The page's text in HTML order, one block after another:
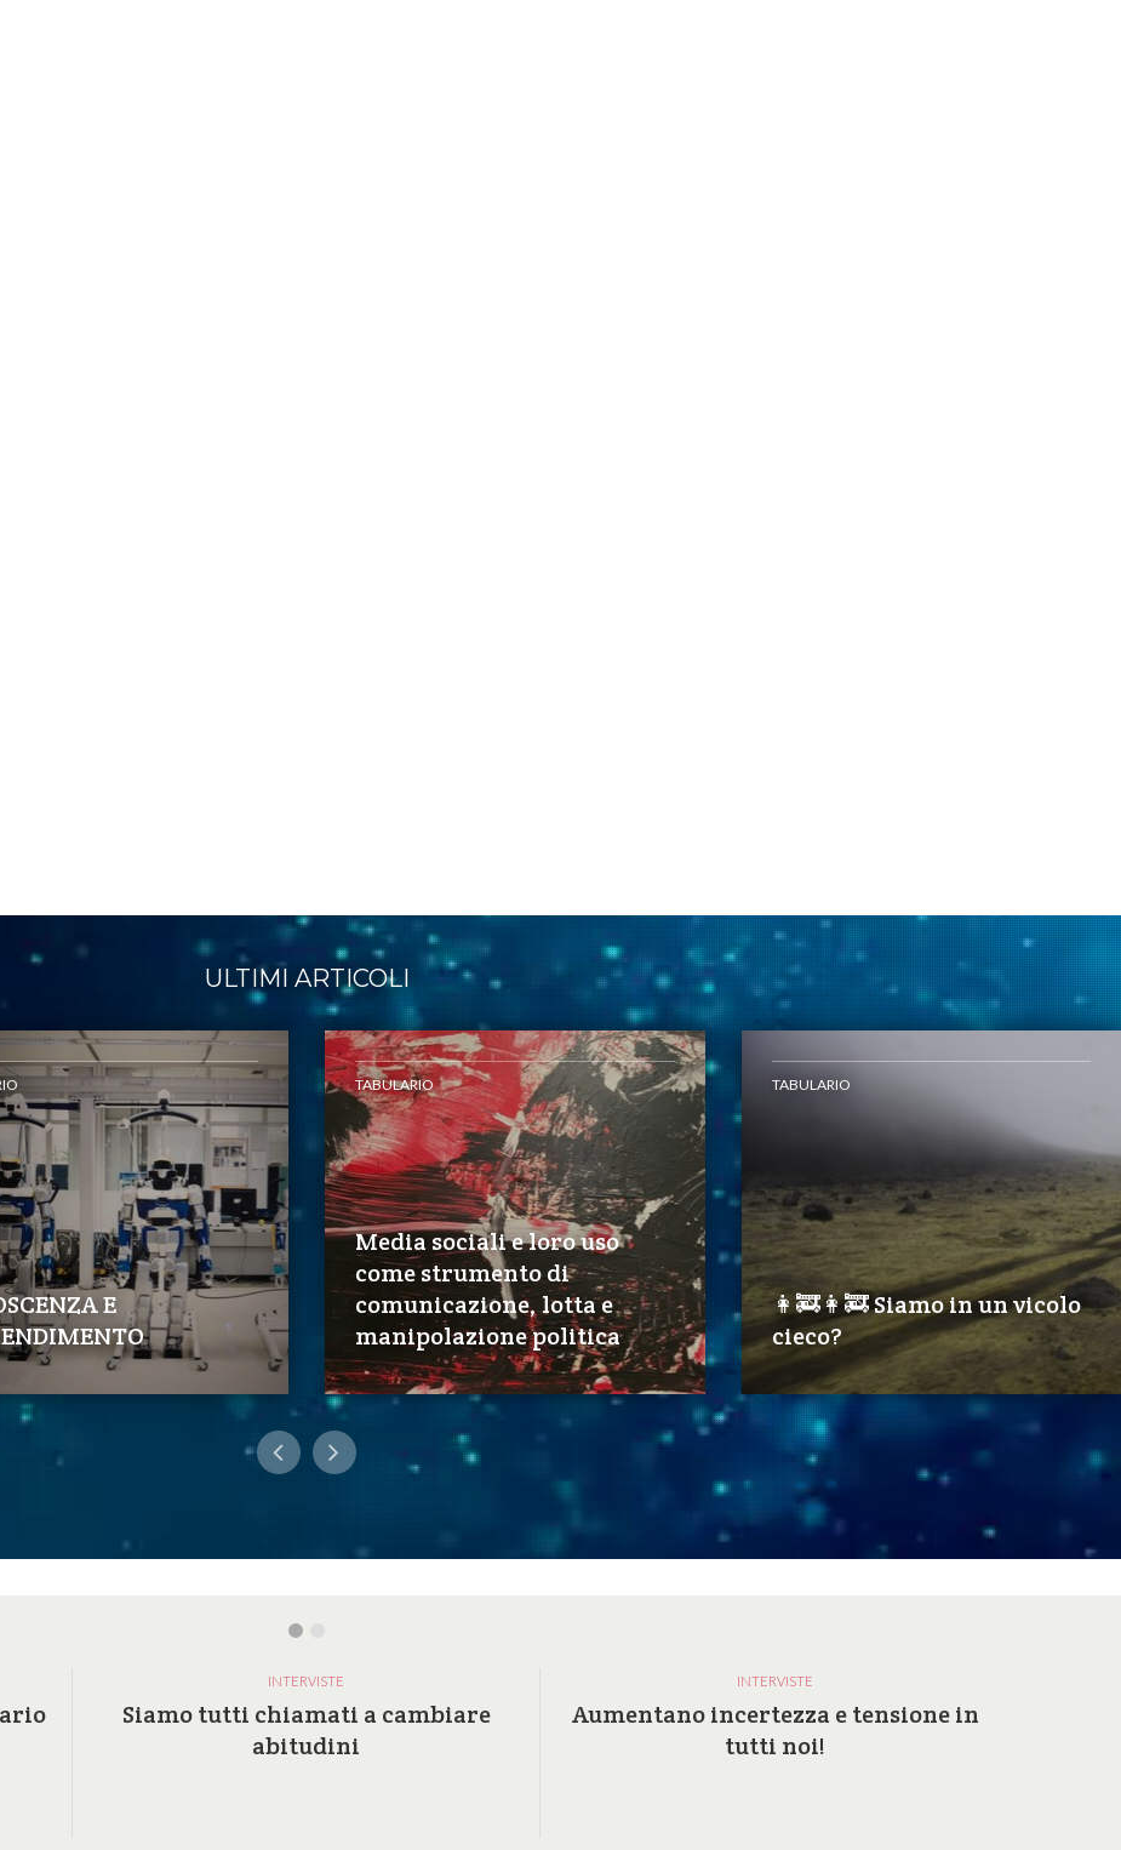
ULTIMI ARTICOLI
E
TABULARIO
Media sociali e loro uso
come strumento di
comunicazione, lotta e
manipolazione politica
TABULARIO
👩‍🚒️👩‍🚒️ Siamo in un vicolo
cieco?
INTERVISTE
Siamo tutti chiamati a cambiare
abitudini
INTERVISTE
Aumentano incertezza e tensione in
tutti noi!